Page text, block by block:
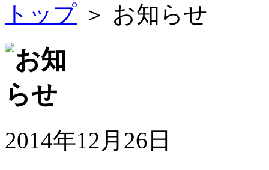
トップ ＞ お知らせ
2014年12月26日